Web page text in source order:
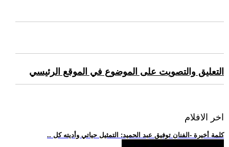
التعليق والتصويت على الموضوع في الموقع الرئيسي
اخر الافلام
.. كلمة أخيرة -الفنان توفيق عبد الحميد: التمثيل حياتي وأديته كل